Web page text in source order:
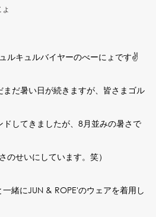
ルキュルバイヤーのべーにょです✌
だ暑い日が続きますが、皆さまゴル
してきましたが、8月並みの暑さで
のせいにしています。笑）
緒にJUN & ROPE'のウェアを着用し